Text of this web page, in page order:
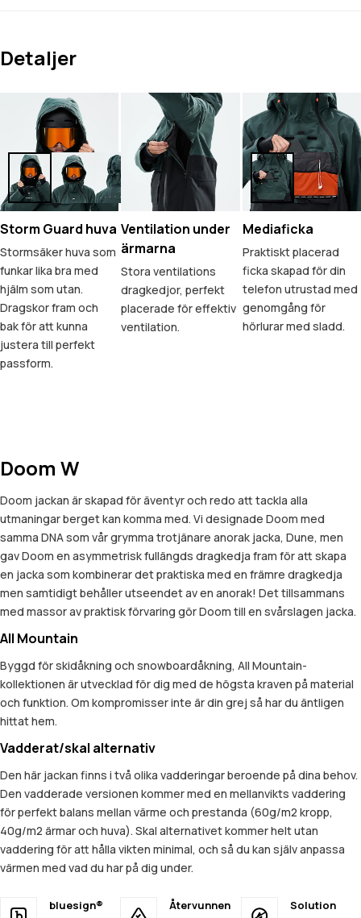
Detaljer
Storm Guard huva
Stormsäker huva som
funkar lika bra med
hjälm som utan.
Dragskor fram och
bak för att kunna
justera till perfekt
passform.
Ventilation under
ärmarna
Stora ventilations
dragkedjor, perfekt
placerade för effektiv
ventilation.
Mediaficka
Praktiskt placerad
ficka skapad för din
telefon utrustad med
genomgång för
hörlurar med sladd.
Doom W
Doom jackan är skapad för äventyr och redo att tackla alla
utmaningar berget kan komma med. Vi designade Doom med
samma DNA som vår grymma trotjänare anorak jacka, Dune, men
gav Doom en asymmetrisk fullängds dragkedja fram för att skapa
en jacka som kombinerar det praktiska med en främre dragkedja
men samtidigt behåller utseendet av en anorak! Det tillsammans
med massor av praktisk förvaring gör Doom till en svårslagen jacka.
All Mountain
Byggd för skidåkning och snowboardåkning, All Mountain-
kollektionen är utvecklad för dig med de högsta kraven på material
och funktion. Om kompromisser inte är din grej så har du äntligen
hittat hem.
Vadderat/skal alternativ
Den här jackan finns i två olika vadderingar beroende på dina behov.
Den vadderade versionen kommer med en mellanvikts vaddering
för perfekt balans mellan värme och prestanda (60g/m2 kropp,
40g/m2 ärmar och huva). Skal alternativet kommer helt utan
vaddering för att hålla vikten minimal, och så du kan själv anpassa
värmen med vad du har på dig under.
bluesign®
Återvunnen
Solution